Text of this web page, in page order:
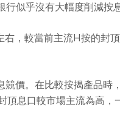
似乎沒有大幅度削減按
，較當前主流H按的封
價。在比較按揭產品
息口較市場主流為高